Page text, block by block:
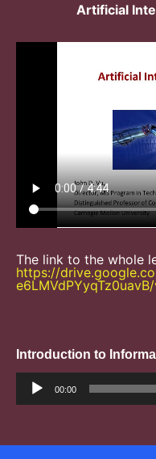
Artificial
The link to the whole
https://
Introduction to
Trình
phát
âm
00:00